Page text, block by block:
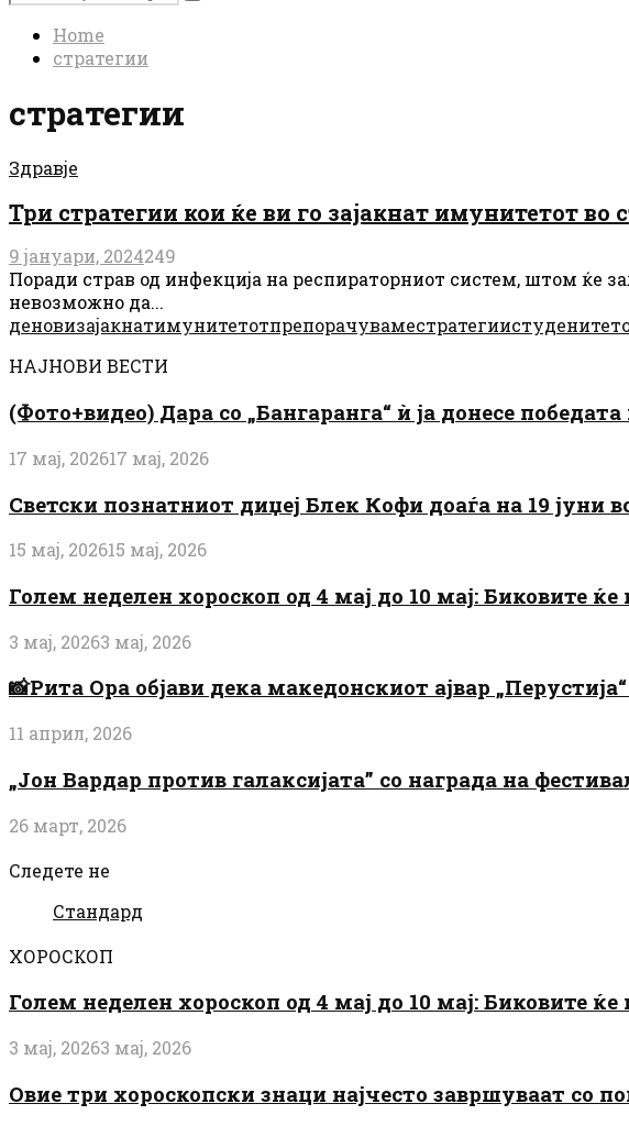
for:
Search
Home
стратегии
стратегии
Здравје
Три стратегии кои ќе ви го зајакнат имунитетот во
9 јануари, 2024249
Поради страв од инфекција на респираторниот систем, штом ќе
невозможно да...
деновизајакнатимунитетотпрепорачуваместратегиистудените
НАЈНОВИ ВЕСТИ
(Фото+видео) Дара со „Бангаранга“ ѝ ја донесе
17 мај, 202617 мај, 2026
Светски познатниот диџеј Блек Кофи доаѓа на 19 јуни
15 мај, 202615 мај, 2026
Голем неделен хороскоп од 4 мај до 10 мај: Биковите
3 мај, 20263 мај, 2026
📸Рита Ора објави дека македонскиот ајвар
11 април, 2026
„Јон Вардар против галаксијата” со награда на
26 март, 2026
Следете не
Стандард
ХОРОСКОП
Голем неделен хороскоп од 4 мај до 10 мај: Биковите
3 мај, 20263 мај, 2026
Овие три хороскопски знаци најчесто завршуваат со